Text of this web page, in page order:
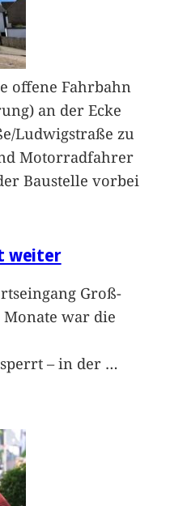
offene Fahrbahn
an der Ecke
Ludwigstraße zu
Motorradfahrer
Baustelle vorbei
weiter
Groß-
war die
– in der …